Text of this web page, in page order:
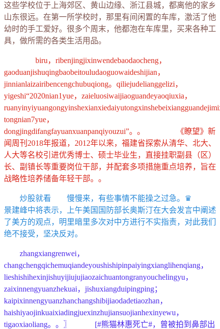
这些学校位于上海郊区、黄山边缘、浙江县城，都离他的家乡
山东很远。在第一所学校时，那里有间闲置的车库，激活了他
幼时的手工爱好。很多个周末，他都泡在车库里，买来各种工
具，做所需的各类生活用品。
biru，ribenjingjixinwendebaodaocheng，
gaoduanjishuqingbaobeitouludaoguowaideshijian，
jinnianlaizairibencengchubuqiong。qiliejudelianggelizi，
yigeshi“2020nian1yue，zaieluosiwaijiaoguandeyaoqiuxia，
tongnian7yue，
dongjingdifangfayuanxuanpanqiyouzui”。。 《瞭望》新
闻周刊2018年报道，2012年以来，福建省探索从清华、北大、
人大等名校引进优秀博士、硕士毕业生，直接挂职副县（区）
长、副镇长等重要岗位干部，并配套多项措施重点培养，旨在
战略性培养储备年轻干部。。
炒股就看 慢慢来，有些事情不能操之过急。♛
景建峰中将表示，上午美国国防部长奥斯汀在大会发言中阐述
了美方的观点，明里暗里多次对中方进行不实指责，对此我们
绝不接受，坚决反对。
zhangxiangrenwei，
changchengqichemuqiandeyoushishipinpaiyingxianglihenqiang，
lieshishihexinjishuyijiujujiaozaichuantongranyouchelingyu，
zaixinnengyuanzhekuai，jishuxiangduipingping；
kaipixinnengyuanzhanchangshibijiaodadetiaozhan，
haishiyaojinkuaixiadingjuexinzhujiansuojianhexinyewu，
tigaoxiaoliang。。〗 [#熊猫林惠死亡#，曾被拍到鼻部出